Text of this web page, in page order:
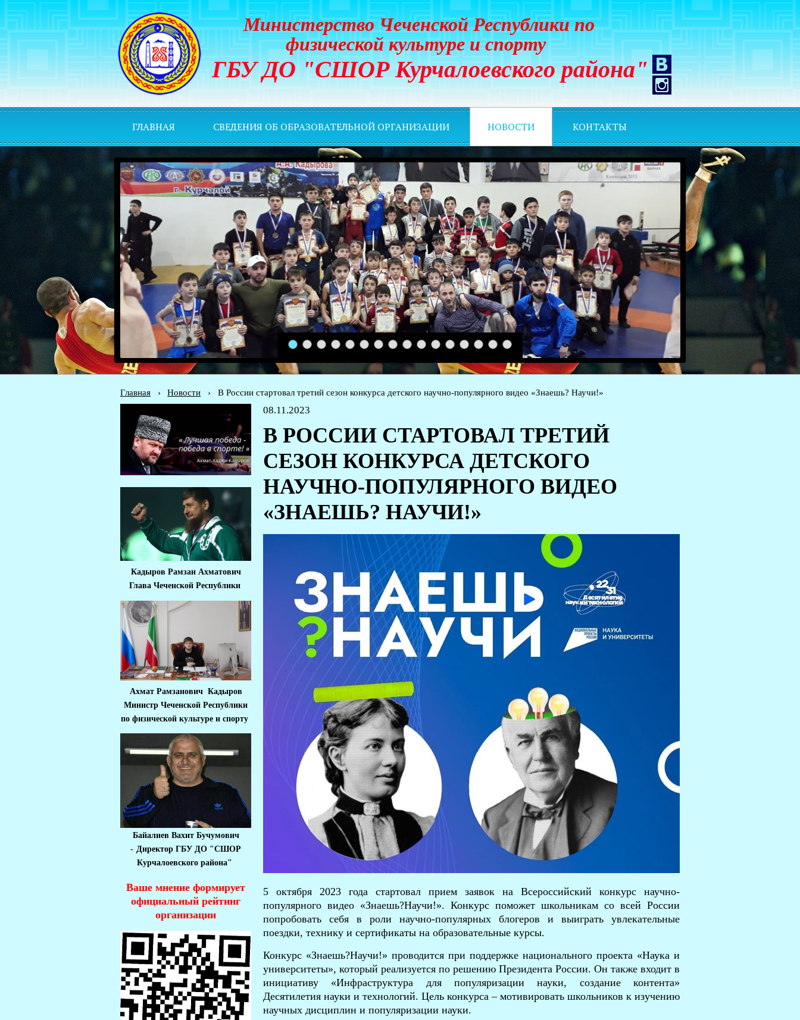
Министерство Чеченской Республики по
ГБУ ДО "СШОР Курчалоевского района"
физической культуре и спорту
ГЛАВНАЯ СВЕДЕНИЯ ОБ ОБРАЗОВАТЕЛЬНОЙ ОРГАНИЗАЦИИ НОВОСТИ КОНТАКТЫ
1 2 3 4 5 6 7 8 9 10 11 12 13 14 15 16
Главная › Новости › В России стартовал третий сезон конкурса детского научно-популярного видео «Знаешь? Научи!»
Кадыров Рамзан Ахматович
Глава Чеченской Республики
Ахмат Рамзанович Кадыров
Министр Чеченской Республики
по физической культуре и спорту
Байалиев Вахит Бучумович
- Директор ГБУ ДО "СШОР
Курчалоевского района"
Ваше мнение формирует
официальный рейтинг
организации
08.11.2023
В РОССИИ СТАРТОВАЛ ТРЕТИЙ
СЕЗОН КОНКУРСА ДЕТСКОГО
НАУЧНО-ПОПУЛЯРНОГО ВИДЕО
«ЗНАЕШЬ? НАУЧИ!»
5 октября 2023 года стартовал прием заявок на Всероссийский конкурс научно-
популярного видео «Знаешь?Научи!». Конкурс поможет школьникам со всей России
попробовать себя в роли научно-популярных блогеров и выиграть увлекательные
поездки, технику и сертификаты на образовательные курсы.
Конкурс «Знаешь?Научи!» проводится при поддержке национального проекта «Наука и
университеты», который реализуется по решению Президента России. Он также входит в
инициативу «Инфраструктура для популяризации науки, создание контента»
Десятилетия науки и технологий. Цель конкурса – мотивировать школьников к изучению
научных дисциплин и популяризации науки.